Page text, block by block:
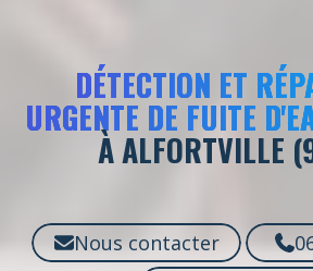
DÉTECTION ET
URGENTE DE FUITE
À ALFORTVILLE
Nous contacter